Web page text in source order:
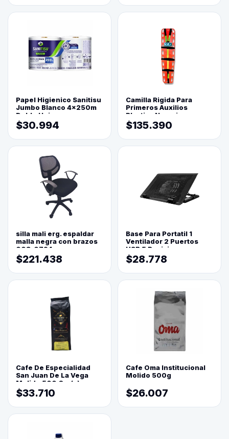
Papel Higienico Sanitisu
Jumbo Blanco 4x250m
Doble Hoja
$30.994
Camilla Rigida Para
Primeros Auxilios
Plastica Naranja
$135.390
silla mali erg. espaldar
malla negra con brazos
003-0794
$221.438
Base Para Portatil 1
Ventilador 2 Puertos
USB 5 Posiciones
$28.778
Cafe De Especialidad
San Juan De La Vega
Molido 500 Grs(=)
$33.710
Cafe Oma Institucional
Molido 500g
$26.007